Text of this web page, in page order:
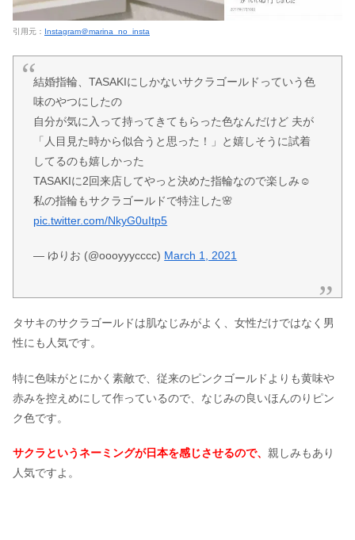
引用元： Instagram＠marina_no_insta
結婚指輪、TASAKIにしかないサクラゴールドっていう色
味のやつにしたの
自分が気に入って持ってきてもらった色なんだけど 夫が
「人目見た時から似合うと思った！」と嬉しそうに試着
してるのも嬉しかった
TASAKIに2回来店してやっと決めた指輪なので楽しみ☺️
私の指輪もサクラゴールドで特注した🌸
pic.twitter.com/NkyG0uItp5
— ゆりお (@oooyyycccc) March 1, 2021
タサキのサクラゴールドは肌なじみがよく、女性だけではなく男
性にも人気です。
特に色味がとにかく素敵で、従来のピンクゴールドよりも黄味や
赤みを控えめにして作っているので、なじみの良いほんのりピン
ク色です。
サクラというネーミングが日本を感じさせるので、 親しみもあり
人気ですよ。